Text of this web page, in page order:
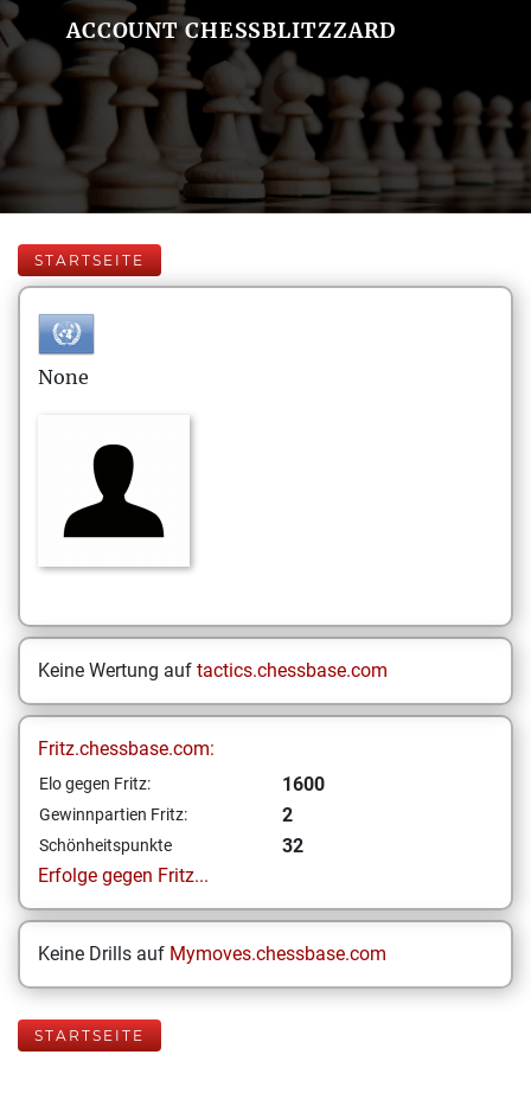
ACCOUNT CHESSBLITZZARD
STARTSEITE
None
Keine Wertung auf tactics.chessbase.com
Fritz.chessbase.com:
Elo gegen Fritz: 1600
Gewinnpartien Fritz: 2
Schönheitspunkte
32
Erfolge gegen Fritz...
Keine Drills auf Mymoves.chessbase.com
STARTSEITE